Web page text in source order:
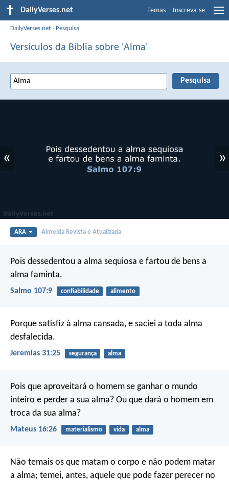
DailyVerses.net Temas Inscreva-se
DailyVerses.net › Pesquisa
Versículos da Bíblia sobre 'Alma'
« »
ARA Almeida Revista e Atualizada
Pois dessedentou a alma sequiosa e fartou de bens a
alma faminta.
Salmo 107:9 confiabilidade alimento
Porque satisfiz à alma cansada, e saciei a toda alma
desfalecida.
Jeremias 31:25 segurança alma
Pois que aproveitará o homem se ganhar o mundo
inteiro e perder a sua alma? Ou que dará o homem em
troca da sua alma?
Mateus 16:26 materialismo vida alma
Não temais os que matam o corpo e não podem matar
a alma; temei, antes, aquele que pode fazer perecer no